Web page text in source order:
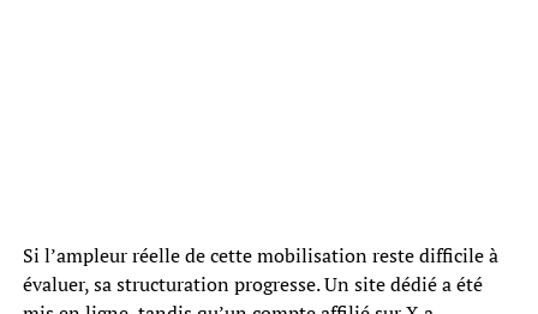
Si l’ampleur réelle de cette mobilisation reste difficile à
évaluer, sa structuration progresse. Un site dédié a été